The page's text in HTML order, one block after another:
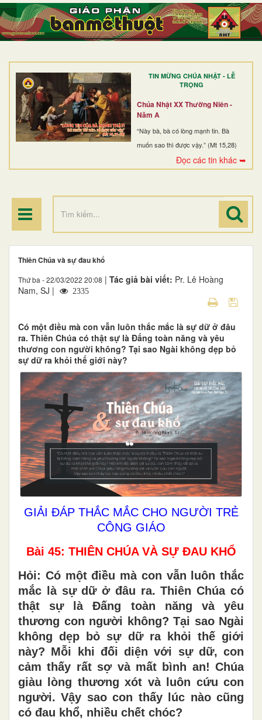
TIN MỪNG CHÚA NHẬT - LỄ
TRỌNG
Chúa Nhật XX Thường Niên -
Năm A
“Này bà, bà có lòng mạnh tin. Bà
muốn sao thì được vậy.” (Mt 15,28)
Đọc các tin khác ➥
TRANG NHẤT
GIỚI THIỆU
DÒNG TU
BAN MỤC VỤ
ĐOÀN THỂ CG
ĐIỂM HÀNH HƯƠNG
Thiên Chúa và sự đau khổ
Thứ ba - 22/03/2022 20:08 | Tác giả bài viết: Pr. Lê Hoàng
Nam, SJ |
2335
Có một điều mà con vẫn luôn thắc mắc là sự dữ ở đâu
ra. Thiên Chúa có thật sự là Đấng toàn năng và yêu
thương con người không? Tại sao Ngài không dẹp bỏ
sự dữ ra khỏi thế giới này?
GIẢI ĐÁP THẮC MẮC CHO NGƯỜI TRẺ
CÔNG GIÁO
Bài 45: THIÊN CHÚA VÀ SỰ ĐAU KHỔ
Hỏi: Có một điều mà con vẫn luôn thắc
mắc là sự dữ ở đâu ra. Thiên Chúa có
thật sự là Đấng toàn năng và yêu
thương con người không? Tại sao Ngài
không dẹp bỏ sự dữ ra khỏi thế giới
này? Mỗi khi đối diện với sự dữ, con
cảm thấy rất sợ và mất bình an! Chúa
giàu lòng thương xót và luôn cứu con
người. Vậy sao con thấy lúc nào cũng
có đau khổ, nhiều chết chóc?